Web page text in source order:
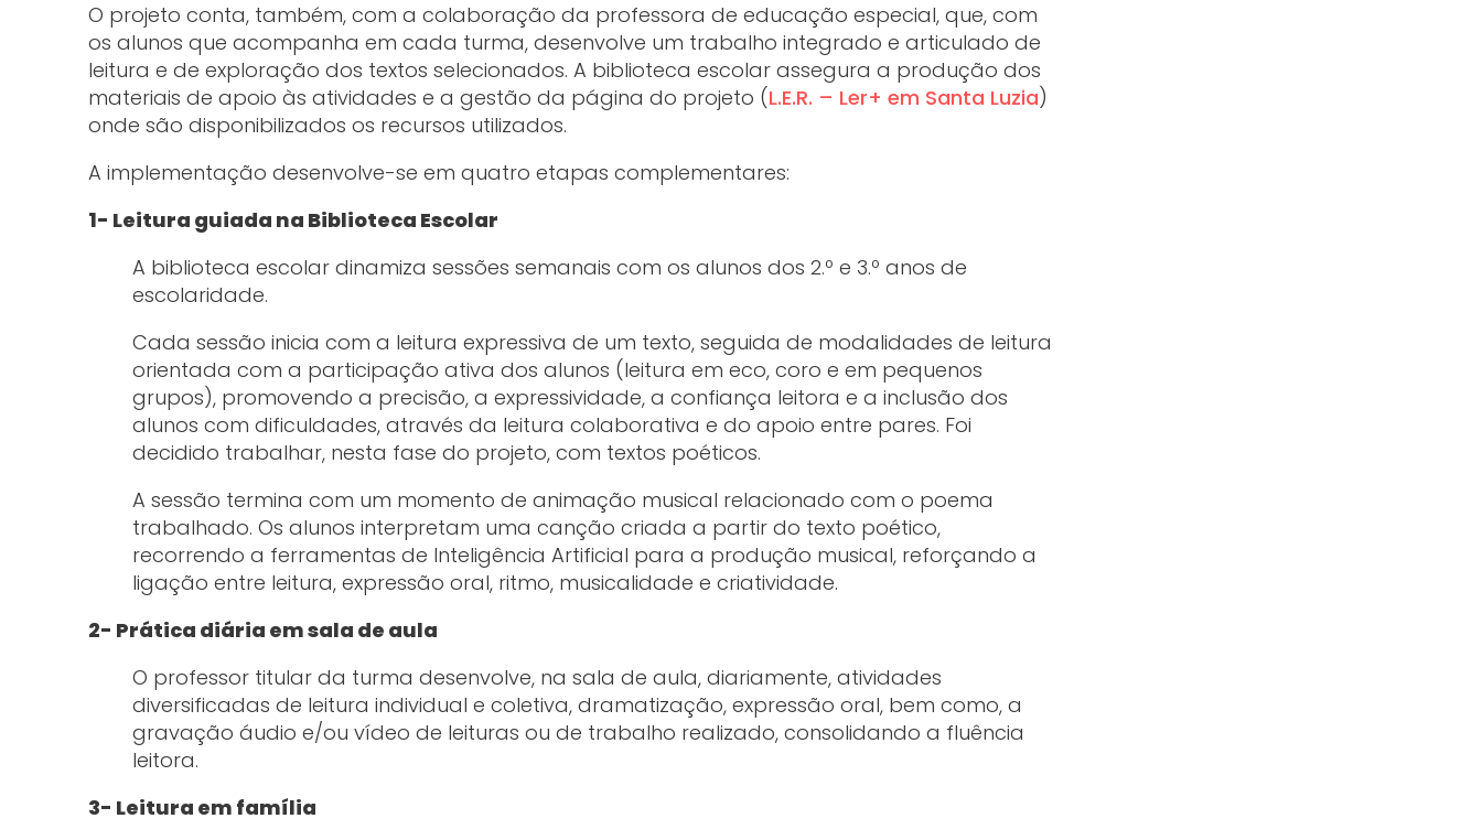
O projeto conta, também, com a colaboração da professora de educação especial, que, com
os alunos que acompanha em cada turma, desenvolve um trabalho integrado e articulado de
leitura e de exploração dos textos selecionados. A biblioteca escolar assegura a produção dos
materiais de apoio às atividades e a gestão da página do projeto (L.E.R. – Ler+ em Santa Luzia)
onde são disponibilizados os recursos utilizados.
A implementação desenvolve-se em quatro etapas complementares:
1- Leitura guiada na Biblioteca Escolar
A biblioteca escolar dinamiza sessões semanais com os alunos dos 2.º e 3.º anos de
escolaridade.
Cada sessão inicia com a leitura expressiva de um texto, seguida de modalidades de leitura
orientada com a participação ativa dos alunos (leitura em eco, coro e em pequenos
grupos), promovendo a precisão, a expressividade, a confiança leitora e a inclusão dos
alunos com dificuldades, através da leitura colaborativa e do apoio entre pares. Foi
decidido trabalhar, nesta fase do projeto, com textos poéticos.
A sessão termina com um momento de animação musical relacionado com o poema
trabalhado. Os alunos interpretam uma canção criada a partir do texto poético,
recorrendo a ferramentas de Inteligência Artificial para a produção musical, reforçando a
ligação entre leitura, expressão oral, ritmo, musicalidade e criatividade.
2- Prática diária em sala de aula
O professor titular da turma desenvolve, na sala de aula, diariamente, atividades
diversificadas de leitura individual e coletiva, dramatização, expressão oral, bem como, a
gravação áudio e/ou vídeo de leituras ou de trabalho realizado, consolidando a fluência
leitora.
3- Leitura em família